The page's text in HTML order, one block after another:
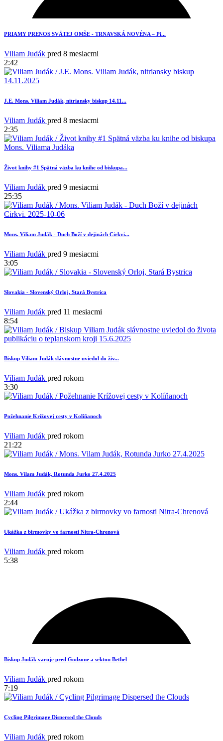
PRIAMY PRENOS SVÄTEJ OMŠE - TRNAVSKÁ NOVÉNA – Pi...
Viliam Judák pred 8 mesiacmi
2:42
J.E. Mons. Viliam Judák, nitriansky biskup 14.11...
Viliam Judák pred 8 mesiacmi
2:35
Život knihy #1 Spätná väzba ku knihe od biskupa...
Viliam Judák pred 9 mesiacmi
25:35
Mons. Viliam Judák - Duch Boží v dejinách Cirkvi...
Viliam Judák pred 9 mesiacmi
3:05
Slovakia - Slovenský Orloj, Stará Bystrica
Viliam Judák pred 11 mesiacmi
8:54
Biskup Viliam Judák slávnostne uviedol do živ...
Viliam Judák pred rokom
3:30
Požehnanie Krížovej cesty v Kolíňanoch
Viliam Judák pred rokom
21:22
Mons. Vilam Judák, Rotunda Jurko 27.4.2025
Viliam Judák pred rokom
2:44
Ukážka z birmovky vo farnosti Nitra-Chrenová
Viliam Judák pred rokom
5:38
Biskup Judák varuje pred Godzone a sektou Bethel
Viliam Judák pred rokom
7:19
Cycling Pilgrimage Dispersed the Clouds
Viliam Judák pred rokom